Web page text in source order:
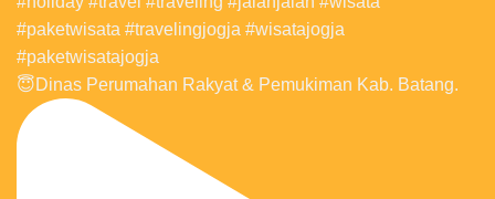
😇Dinas Perumahan Rakyat & Pemukiman Kab. Batang.